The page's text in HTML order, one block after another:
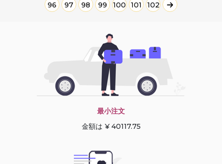
96
97 98 99 100 101 102
最小注文
金額は ¥ 40117.75